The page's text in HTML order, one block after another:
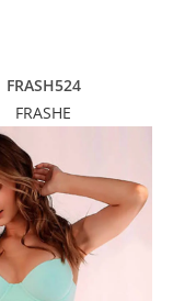
FRASH524
FRASHE